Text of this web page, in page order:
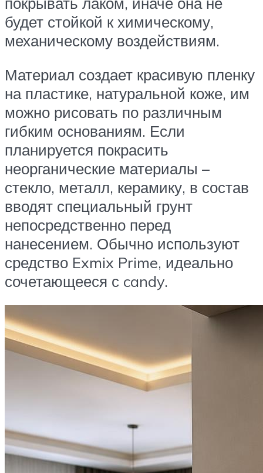
будет стойкой к химическому,
механическому воздействиям.
Материал создает красивую пленку
на пластике, натуральной коже, им
можно рисовать по различным
гибким основаниям. Если
планируется покрасить
неорганические материалы –
стекло, металл, керамику, в состав
вводят специальный грунт
непосредственно перед
нанесением. Обычно используют
средство Exmix Prime, идеально
сочетающееся с candy.